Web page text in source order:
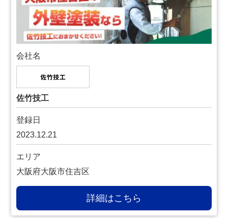
会社名
佐竹技工
登録日
2023.12.21
エリア
大阪府大阪市住吉区
詳細はこちら